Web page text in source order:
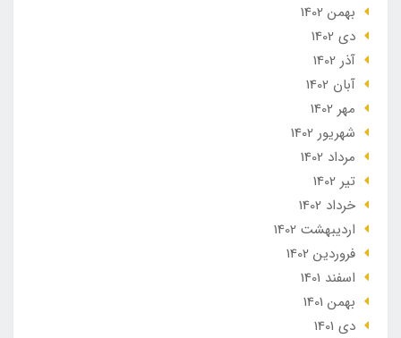
بهمن 1402
دی 1402
آذر 1402
آبان 1402
مهر 1402
شهریور 1402
مرداد 1402
تير 1402
خرداد 1402
ارديبهشت 1402
فروردین 1402
اسفند 1401
بهمن 1401
دی 1401